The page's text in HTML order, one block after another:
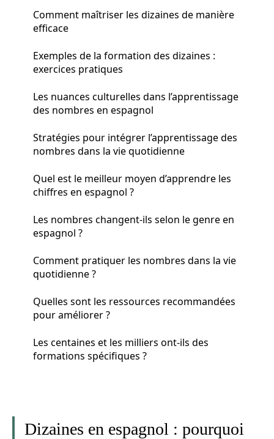
Comment maîtriser les dizaines de manière
efficace
Exemples de la formation des dizaines :
exercices pratiques
Les nuances culturelles dans l’apprentissage
des nombres en espagnol
Stratégies pour intégrer l’apprentissage des
nombres dans la vie quotidienne
Quel est le meilleur moyen d’apprendre les
chiffres en espagnol ?
Les nombres changent-ils selon le genre en
espagnol ?
Comment pratiquer les nombres dans la vie
quotidienne ?
Quelles sont les ressources recommandées
pour améliorer ?
Les centaines et les milliers ont-ils des
formations spécifiques ?
Dizaines en espagnol : pourquoi